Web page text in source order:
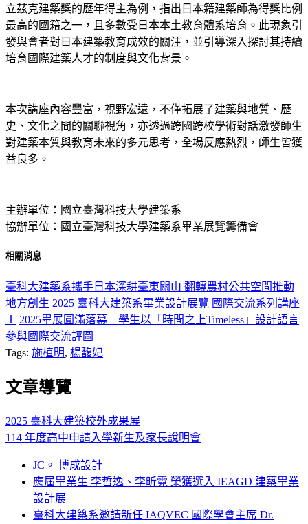
立茲克建築獎的歷年得主為例，指出日本籍建築師為得獎比例
最高的國籍之一，且多數受日本本土教育體系培育。此現象引
發與會者對日本建築教育成效的關注，並引導深入探討其持續
培育國際建築人才的制度與文化背景。
本次講座內容豐富，視野宏遠，不僅拓展了建築與地質、歷
史、文化之間的關聯視角，亦透過跨國跨校學術對話激發師生
對建築本質與教育未來的多元思考，全場反應熱烈，師生皆獲
益良多。
主辦單位：國立臺灣科技大學建築系
協辦單位：國立臺灣科技大學建築系畢業展覽籌備會
相關消息
臺科大建築系攜手日本深耕臺東關山 翻轉農村公共空間推動
地方創生 2025 臺科大建築系畢業設計展覽 國際交流系列講座
2025畢展圓滿落幕 學生以「時間之上Timeless」設計語言
參與國際交流評圖
Tags: 施植明, 楊馥妃
文章導覽
2025 臺科大建築校外成果展
114 年度高中申請入學新生及家長說明會
JC。 博成設計
應屆畢業生 李哲逸、李昕霓 榮獲選入 IEAGD 建築畢業
設計展
臺科大建築系邀請新任 IAQVEC 國際學會主席 Dr.